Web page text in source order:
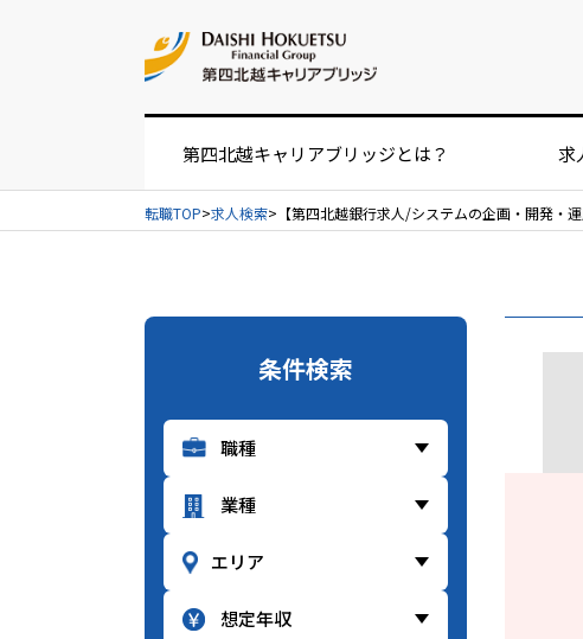
第四北越キャリアブリッジとは？
お仕事紹介の流れ
経営者・人事担当者様へ
求
転職TOP 求人検索 【第四北越銀行求人/システムの企画・開発
条件検索